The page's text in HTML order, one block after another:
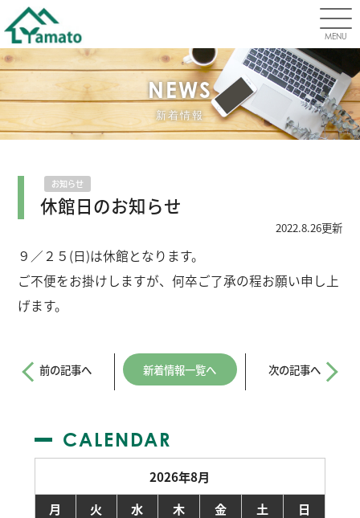
MENU
NEWS
新着情報
お知らせ
休館日のお知らせ
2022.8.26更新
９／２５(日)は休館となります。
ご不便をお掛けしますが、何卒ご了承の程お願い申し上
げます。
前の記事へ 新着情報一覧へ 次の記事へ
CALENDAR
2026年8月
月
火 水 木 金 土
日